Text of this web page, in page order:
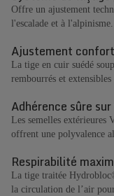
Offre un ajustement
l'escalade et à l'alpinisme.
Ajustement
La tige en cuir suédé
rembourrés et
Adhérence sûre
Les semelles extérieures
offrent une polyvalence
Respirabilité
La tige traitée
la circulation de l’air